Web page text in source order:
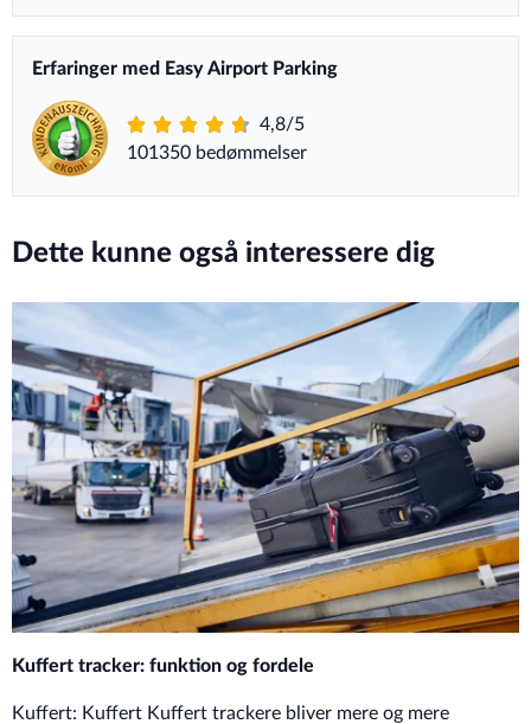
Erfaringer med Easy Airport Parking
4,8/5
101350 bedømmelser
Dette kunne også interessere dig
Kuffert tracker: funktion og fordele
Kuffert: Kuffert Kuffert trackere bliver mere og mere